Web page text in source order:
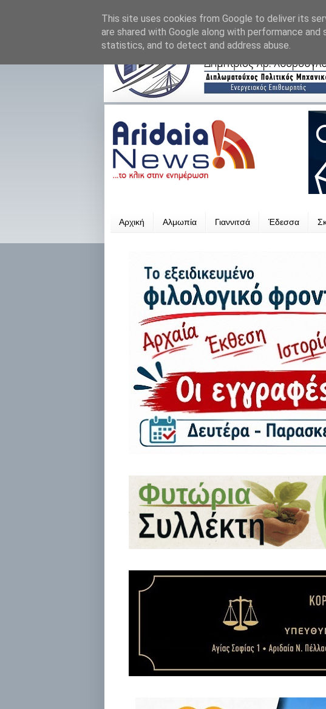
Αρχική Αλμωπία Γιαννιτσά Έδεσσα
This site uses cookies from Google to deliver its
are shared with Google along with performance
statistics, and to detect and address abuse.